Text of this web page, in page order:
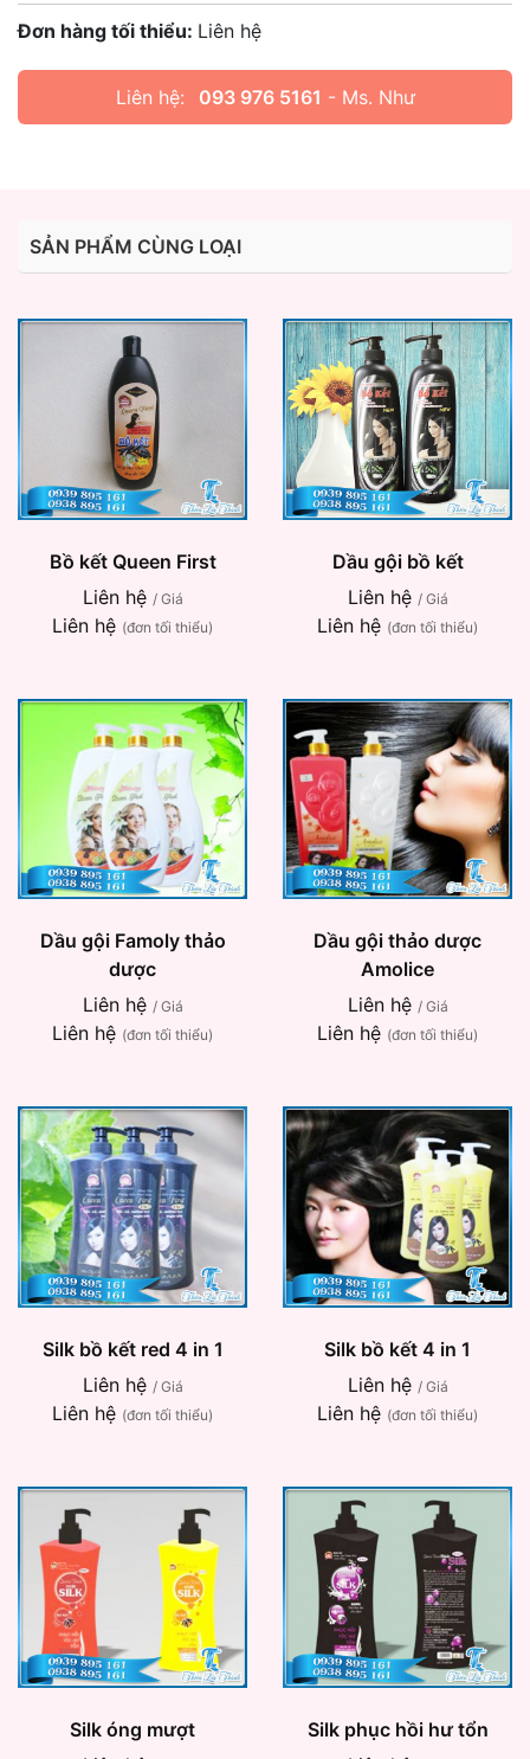
Đơn hàng tối thiểu: Liên hệ
Liên hệ: 093 976 5161 - Ms. Như
SẢN PHẨM CÙNG LOẠI
Bồ kết Queen First
Liên hệ / Giá
Liên hệ (đơn tối thiểu)
Dầu gội bồ kết
Liên hệ / Giá
Liên hệ (đơn tối thiểu)
Dầu gội Famoly thảo
dược
Liên hệ / Giá
Liên hệ (đơn tối thiểu)
Dầu gội thảo dược
Amolice
Liên hệ / Giá
Liên hệ (đơn tối thiểu)
Silk bồ kết red 4 in 1
Liên hệ / Giá
Liên hệ (đơn tối thiểu)
Silk bồ kết 4 in 1
Liên hệ / Giá
Liên hệ (đơn tối thiểu)
Silk óng mượt
Silk phục hồi hư tổn